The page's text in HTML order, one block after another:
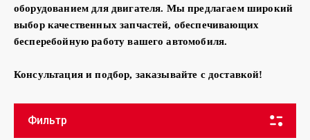
оборудованием для двигателя. Мы предлагаем широкий
выбор качественных запчастей, обеспечивающих
бесперебойную работу вашего автомобиля.
Консультация и подбор, заказывайте с доставкой!
Фильтр